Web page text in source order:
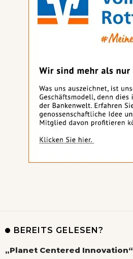
BEREITS GELESEN?
„Planet Centered Innovation“